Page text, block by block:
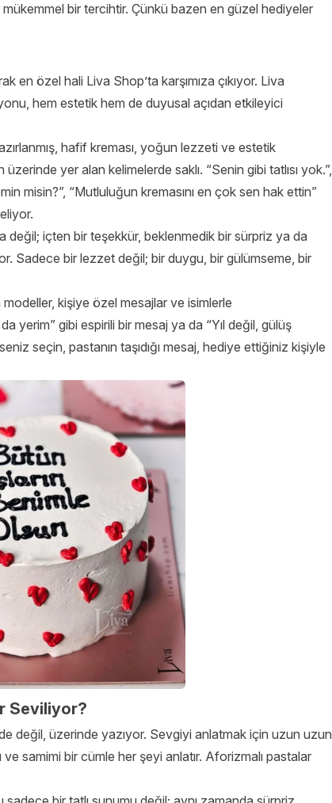
bir tercihtir. Çünkü bazen en güzel hediyeler
en özel hali Liva Shop’ta karşımıza çıkıyor. Liva
hem estetik hem de duyusal açıdan etkileyici
hafif kreması, yoğun lezzeti ve estetik
yer alan kelimelerde saklı. “Senin gibi tatlısı yok.”,
misin?”, “Mutluluğun kremasını en çok sen hak ettin”
değil; içten bir teşekkür, beklenmedik bir sürpriz ya da
Sadece bir lezzet değil; bir duygu, bir gülümseme, bir
kişiye özel mesajlar ve isimlerle
yerim” gibi espirili bir mesaj ya da “Yıl değil, gülüş
seçin, pastanın taşıdığı mesaj, hediye ettiğiniz kişiyle
Seviliyor?
değil, üzerinde yazıyor. Sevgiyi anlatmak için uzun uzun
samimi bir cümle her şeyi anlatır. Aforizmalı pastalar